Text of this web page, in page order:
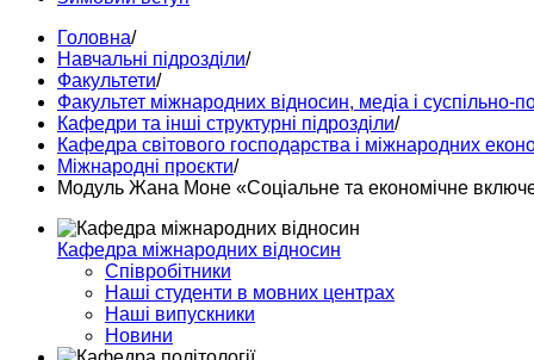
Головна/
Навчальні підрозділи/
Факультети/
Факультет міжнародних відносин, медіа і суспільно-
Кафедри та інші структурні підрозділи/
Кафедра світового господарства і міжнародних
Міжнародні проєкти/
Модуль Жана Моне «Соціальне та економічне
Кафедра міжнародних відносин
Співробітники
Наші студенти в мовних центрах
Наші випускники
Новини